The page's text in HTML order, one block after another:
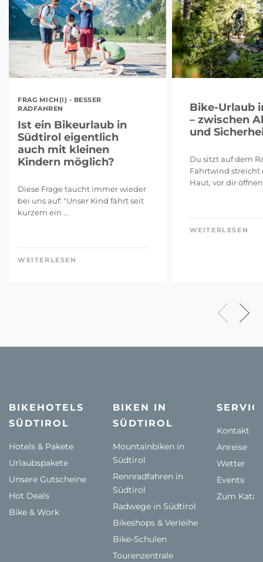
FRAG MICH(I) - BESSER
RADFAHREN
Ist ein Bikeurlaub in
Südtirol eigentlich
auch mit kleinen
Kindern möglich?
Diese Frage taucht immer wieder
bei uns auf: "Unser Kind fährt seit
kurzem ein ...
WEITERLESEN
Bike-Urlaub
– zwischen
und
Du sitzt auf dem
Fahrtwind streicht
Haut, vor dir öffnen
WEITERLESEN
BIKEHOTELS
SÜDTIROL
Hotels & Pakete
Urlaubspakete
Unsere Gutscheine
Hot Deals
Bike & Work
BIKEN IN
SÜDTIROL
Mountainbiken in
Südtirol
Rennradfahren in
Südtirol
Radwege in Südtirol
Bikeshops & Verleihe
Bike-Schulen
Tourenzentrale
Kontakt
Anreise
Wetter
Events
Zum